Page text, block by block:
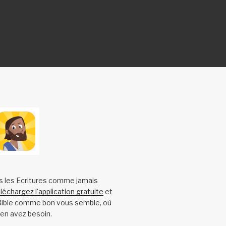
les Ecritures comme jamais
l'application gratuite et
comme bon vous semble, où
avez besoin.